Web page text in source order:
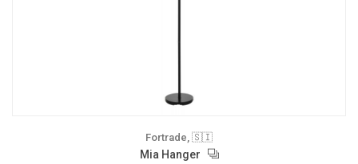
Fortrade, 🇸🇮
Mia Hanger